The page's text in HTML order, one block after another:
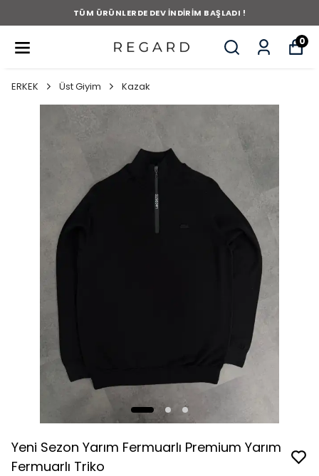
TÜM ÜRÜNLERDE DEV İNDİRİM BAŞLADI !
0
ERKEK Üst Giyim Kazak
Yeni Sezon Yarım Fermuarlı Premium Yarım
Fermuarlı Triko